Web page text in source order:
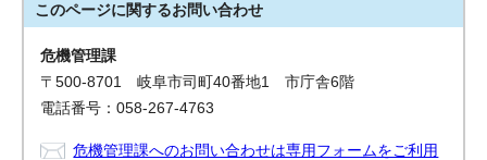
このページに関するお問い合わせ
危機管理課
〒500-8701 岐阜市司町40番地1 市庁舎6階
電話番号：058-267-4763
危機管理課へのお問い合わせは専用フォームをご利用